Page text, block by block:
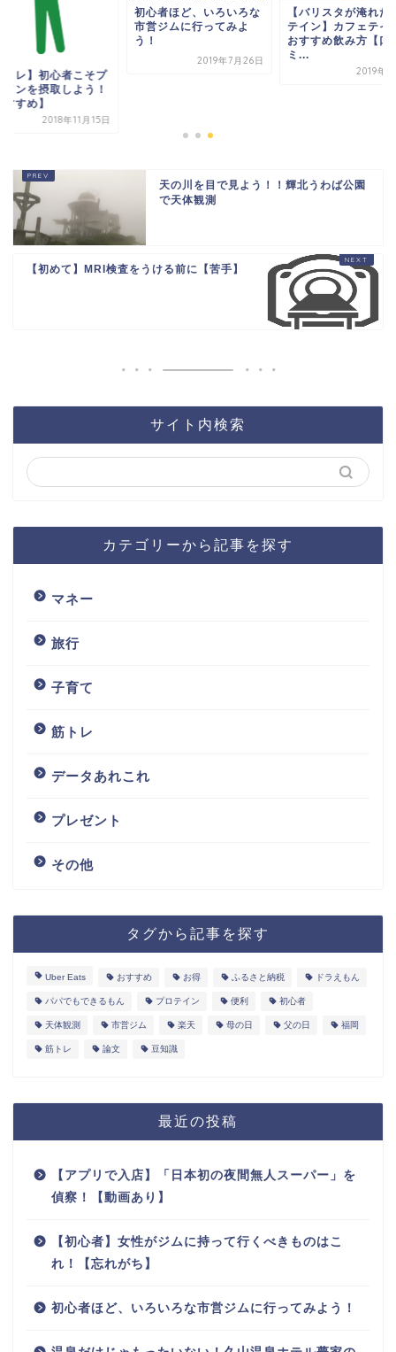
トレ】初心者こそプ
インを摂取しよう！
すめ】
2018年11月15日
初心者ほど、いろいろな
市営ジムに行ってみよ
う！
2019年7月26日
【バリスタが淹れた
テイン】カフェテイ
おすすめ飲み方【口
ミ...
2019年4
天の川を目で見よう！！輝北うわば公園
で天体観測
【初めて】MRI検査をうける前に【苦手】
サイト内検索
カテゴリーから記事を探す
マネー
旅行
子育て
筋トレ
データあれこれ
プレゼント
その他
タグから記事を探す
Uber Eats おすすめ お得 ふるさと納税 ドラえもん
パパでもできるもん プロテイン 便利 初心者
天体観測 市営ジム 楽天 母の日 父の日 福岡
筋トレ 論文 豆知識
最近の投稿
【アプリで入店】「日本初の夜間無人スーパー」を
偵察！【動画あり】
【初心者】女性がジムに持って行くべきものはこ
れ！【忘れがち】
初心者ほど、いろいろな市営ジムに行ってみよう！